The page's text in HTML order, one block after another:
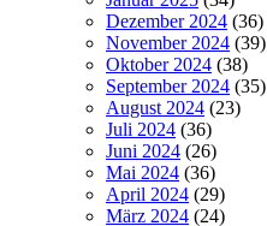
Dezember 2024 (36)
November 2024 (39)
Oktober 2024 (38)
September 2024 (35)
August 2024 (23)
Juli 2024 (36)
Juni 2024 (26)
Mai 2024 (36)
April 2024 (29)
März 2024 (24)